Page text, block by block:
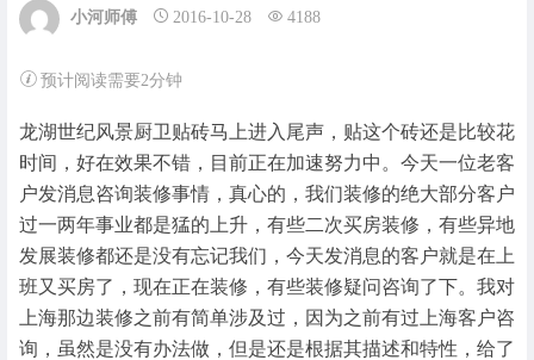
小河师傅 2016-10-28 4188
预计阅读需要2分钟
龙湖世纪风景厨卫贴砖马上进入尾声，贴这个砖还是比较花
时间，好在效果不错，目前正在加速努力中。今天一位老客
户发消息咨询装修事情，真心的，我们装修的绝大部分客户
过一两年事业都是猛的上升，有些二次买房装修，有些异地
发展装修都还是没有忘记我们，今天发消息的客户就是在上
班又买房了，现在正在装修，有些装修疑问咨询了下。我对
上海那边装修之前有简单涉及过，因为之前有过上海客户咨
询，虽然是没有办法做，但是还是根据其描述和特性，给了